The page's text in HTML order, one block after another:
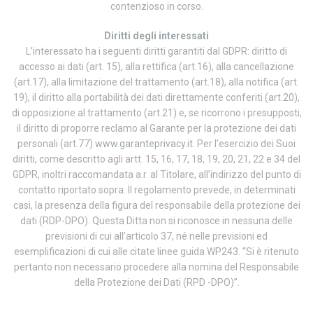
contenzioso in corso.
Diritti degli interessati
L’interessato ha i seguenti diritti garantiti dal GDPR: diritto di
accesso ai dati (art. 15), alla rettifica (art.16), alla cancellazione
(art.17), alla limitazione del trattamento (art.18), alla notifica (art.
19), il diritto alla portabilità dei dati direttamente conferiti (art.20),
di opposizione al trattamento (art.21) e, se ricorrono i presupposti,
il diritto di proporre reclamo al Garante per la protezione dei dati
personali (art.77) www.garanteprivacy.it . Per l’esercizio dei Suoi
diritti, come descritto agli artt. 15, 16, 17, 18, 19, 20, 21, 22 e 34 del
GDPR, inoltri raccomandata a.r. al Titolare, all’indirizzo del punto di
contatto riportato sopra. Il regolamento prevede, in determinati
casi, la presenza della figura del responsabile della protezione dei
dati (RDP-DPO). Questa Ditta non si riconosce in nessuna delle
previsioni di cui all’articolo 37, né nelle previsioni ed
esemplificazioni di cui alle citate linee guida WP243. “Si è ritenuto
pertanto non necessario procedere alla nomina del Responsabile
della Protezione dei Dati (RPD -DPO)”.